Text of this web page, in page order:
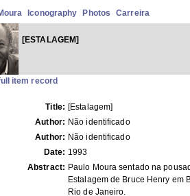
Iconography Photos Carreira
[ESTALAGEM]
item record
Title: [Estalagem]
Author: Não identificado
Author: Não identificado
Date: 1993
Abstract: Paulo Moura sentado na
Estalagem de Bruce Henry em
Rio de Janeiro.